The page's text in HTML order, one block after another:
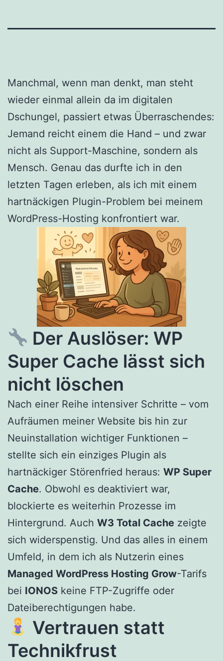
Manchmal, wenn man denkt, man steht
wieder einmal allein da im digitalen
Dschungel, passiert etwas Überraschendes:
Jemand reicht einem die Hand – und zwar
nicht als Support-Maschine, sondern als
Mensch. Genau das durfte ich in den
letzten Tagen erleben, als ich mit einem
hartnäckigen Plugin-Problem bei meinem
WordPress-Hosting konfrontiert war.
Der Auslöser: WP
Super Cache lässt sich
nicht löschen
Nach einer Reihe intensiver Schritte – vom
Aufräumen meiner Website bis hin zur
Neuinstallation wichtiger Funktionen –
stellte sich ein einziges Plugin als
hartnäckiger Störenfried heraus: WP Super
Cache. Obwohl es deaktiviert war,
blockierte es weiterhin Prozesse im
Hintergrund. Auch W3 Total Cache zeigte
sich widerspenstig. Und das alles in einem
Umfeld, in dem ich als Nutzerin eines
Managed WordPress Hosting Grow-Tarifs
bei IONOS keine FTP-Zugriffe oder
Dateiberechtigungen habe.
Vertrauen statt
Technikfrust